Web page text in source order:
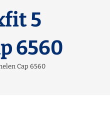
5
6560
Cap 6560